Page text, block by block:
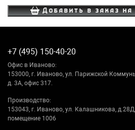
Добавить в заказ на
+7 (495) 150-40-20
Офис в Иваново:
153000, г. Иваново, ул. Парижской
д. 3А, офис 317.
Производство:
153043, г. Иваново, ул. Калашникова, д.28Д,
помещение 1006